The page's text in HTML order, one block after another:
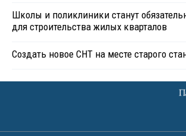
Школы и поликлиники станут
для строительства жилых кварталов
Создать новое СНТ на месте старого